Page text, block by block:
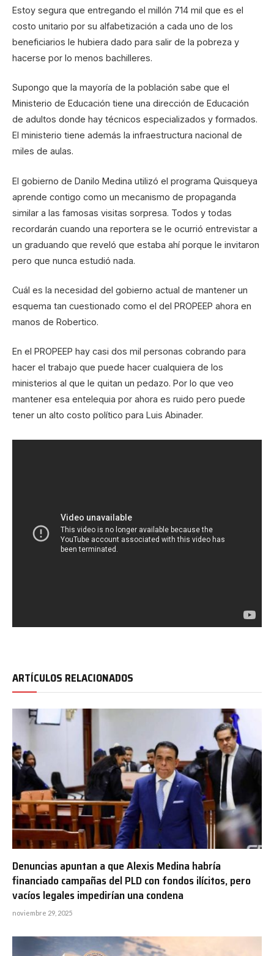
Estoy segura que entregando el millón 714 mil que es el
costo unitario por su alfabetización a cada uno de los
beneficiarios le hubiera dado para salir de la pobreza y
hacerse por lo menos bachilleres.
Supongo que la mayoría de la población sabe que el
Ministerio de Educación tiene una dirección de Educación
de adultos donde hay técnicos especializados y formados.
El ministerio tiene además la infraestructura nacional de
miles de aulas.
El gobierno de Danilo Medina utilizó el programa Quisqueya
aprende contigo como un mecanismo de propaganda
similar a las famosas visitas sorpresa. Todos y todas
recordarán cuando una reportera se le ocurrió entrevistar a
un graduando que reveló que estaba ahí porque le invitaron
pero que nunca estudió nada.
Cuál es la necesidad del gobierno actual de mantener un
esquema tan cuestionado como el del PROPEEP ahora en
manos de Robertico.
En el PROPEEP hay casi dos mil personas cobrando para
hacer el trabajo que puede hacer cualquiera de los
ministerios al que le quitan un pedazo. Por lo que veo
mantener esa entelequia por ahora es ruido pero puede
tener un alto costo político para Luis Abinader.
ARTÍCULOS RELACIONADOS
Denuncias apuntan a que Alexis Medina habría
financiado campañas del PLD con fondos ilícitos, pero
vacíos legales impedirían una condena
noviembre 29, 2025